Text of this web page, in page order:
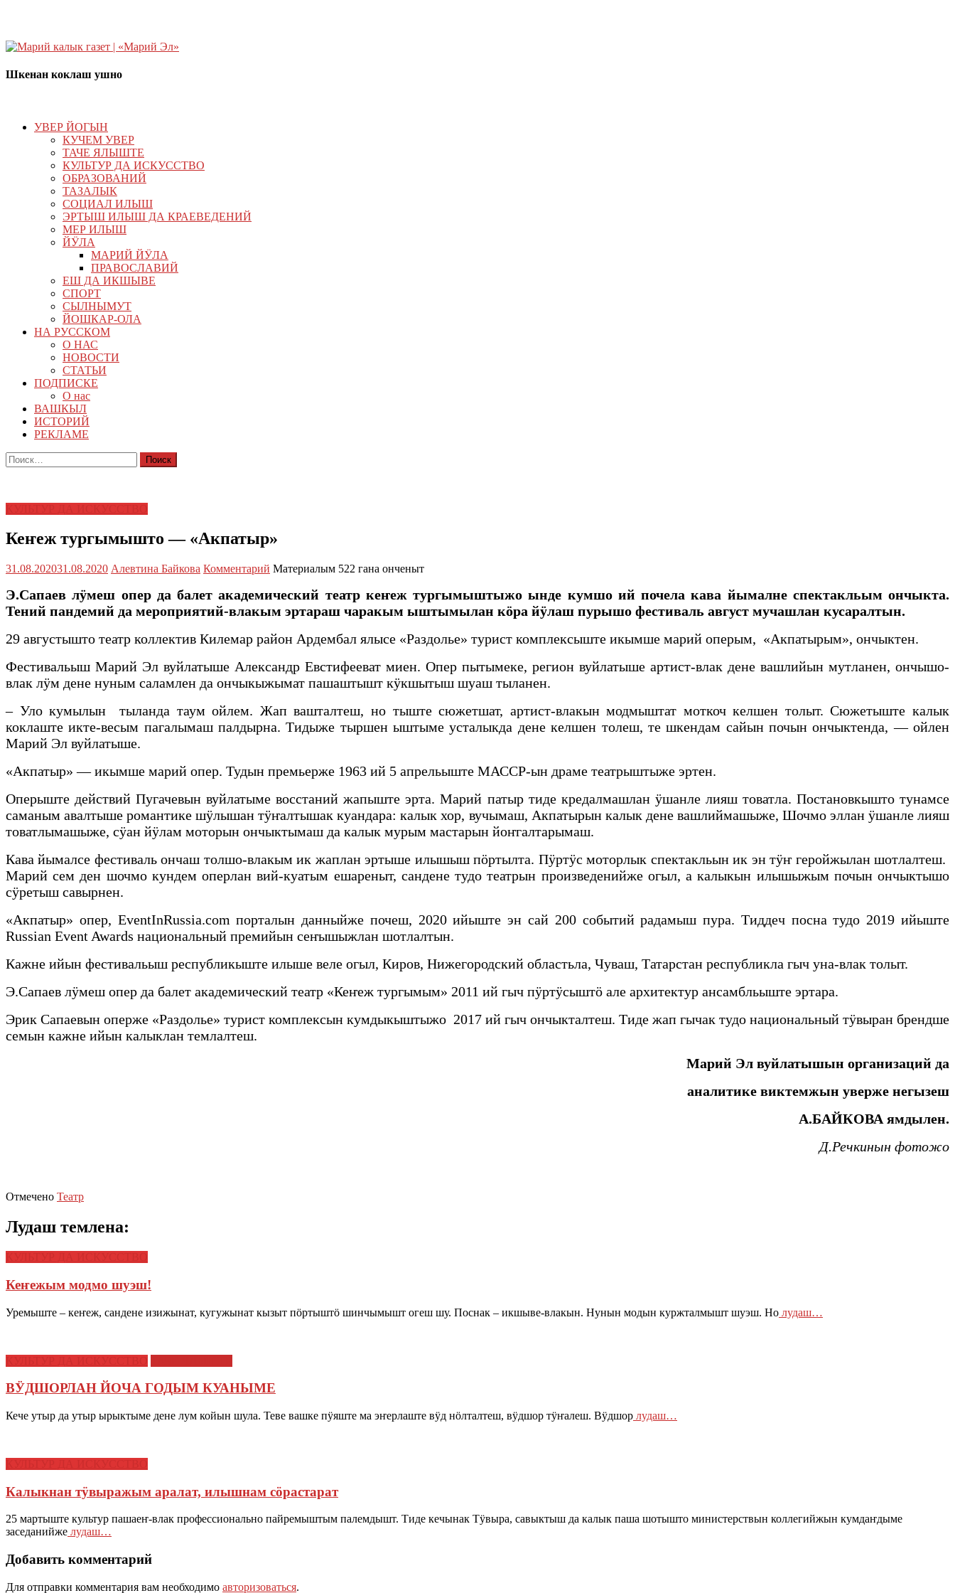
Шкенан коклаш ушно
УВЕР ЙОГЫН
КУЧЕМ УВЕР
ТАЧЕ ЯЛЫШТЕ
КУЛЬТУР ДА ИСКУССТВО
ОБРАЗОВАНИЙ
ТАЗАЛЫК
СОЦИАЛ ИЛЫШ
ЭРТЫШ ИЛЫШ ДА КРАЕВЕДЕНИЙ
МЕР ИЛЫШ
ЙӰЛА
МАРИЙ ЙӰЛА
ПРАВОСЛАВИЙ
ЕШ ДА ИКШЫВЕ
СПОРТ
СЫЛНЫМУТ
ЙОШКАР-ОЛА
НА РУССКОМ
О НАС
НОВОСТИ
СТАТЬИ
ПОДПИСКЕ
О нас
ВАШКЫЛ
ИСТОРИЙ
РЕКЛАМЕ
Найти:
Кеҥеж тургымышто — «Акпатыр»
31.08.202031.08.2020 Алевтина Байкова Комментарий Материалым 522 гана онченыт
Э.Сапаев лӱмеш опер да балет академический театр кеҥеж тургымыштыжо ынде кумшо ий почела кава йымалне спектакльым ончыкта.
Тений пандемий да мероприятий-влакым эртараш чаракым ыштымылан кӧра йӱлаш пурышо фестиваль август мучашлан кусаралтын.
29 августышто театр коллектив Килемар район Ардембал ялысе «Раздолье» турист комплексыште икымше марий оперым, «Акпатырым», ончыктен.
Фестивальыш Марий Эл вуйлатыше Александр Евстифееват миен. Опер пытымеке, регион вуйлатыше артист-влак дене вашлийын мутланен, ончышо-
влак лӱм дене нуным саламлен да ончыкыжымат пашаштышт кӱкшытыш шуаш тыланен.
– Уло кумылын тыланда таум ойлем. Жап вашталтеш, но тыште сюжетшат, артист-влакын модмыштат моткоч келшен толыт. Сюжетыште калык
коклаште икте-весым пагалымаш палдырна. Тидыже тыршен ыштыме усталыкда дене келшен толеш, те шкендам сайын почын ончыктенда, — ойлен
Марий Эл вуйлатыше.
«Акпатыр» — икымше марий опер. Тудын премьерже 1963 ий 5 апрельыште МАССР-ын драме театрыштыже эртен.
Оперыште действий Пугачевын вуйлатыме восстаний жапыште эрта. Марий патыр тиде кредалмашлан ӱшанле лияш товатла. Постановкышто тунамсе
саманым авалтыше романтике шӱлышан тӱҥалтышак куандара: калык хор, вучымаш, Акпатырын калык дене вашлиймашыже, Шочмо эллан ӱшанле лияш
товатлымашыже, сӱан йӱлам моторын ончыктымаш да калык мурым мастарын йоҥгалтарымаш.
Кава йымалсе фестиваль ончаш толшо-влакым ик жаплан эртыше илышыш пӧртылта. Пӱртӱс моторлык спектакльын ик эн тӱҥ геройжылан шотлалтеш.
Марий сем ден шочмо кундем оперлан вий-куатым ешареныт, сандене тудо театрын произведенийже огыл, а калыкын илышыжым почын ончыктышо
сӱретыш савырнен.
«Акпатыр» опер, EventInRussia.com порталын данныйже почеш, 2020 ийыште эн сай 200 событий радамыш пура. Тиддеч посна тудо 2019 ийыште
Russian Event Awards национальный премийын сеҥышыжлан шотлалтын.
Кажне ийын фестивальыш республикыште илыше веле огыл, Киров, Нижегородский областьла, Чуваш, Татарстан республикла гыч уна-влак толыт.
Э.Сапаев лӱмеш опер да балет академический театр «Кеҥеж тургымым» 2011 ий гыч пӱртӱсыштӧ але архитектур ансамбльыште эртара.
Эрик Сапаевын оперже «Раздолье» турист комплексын кумдыкыштыжо 2017 ий гыч ончыкталтеш. Тиде жап гычак тудо национальный тӱвыран брендше
семын кажне ийын калыклан темлалтеш.
Марий Эл вуйлатышын организаций да
аналитике виктемжын уверже негызеш
А.БАЙКОВА ямдылен.
Д.Речкинын фотожо
Отмечено Театр
Лудаш темлена:
Кеҥежым модмо шуэш!
Уремыште – кеҥеж, сандене изижынат, кугужынат кызыт пӧртыштӧ шинчымышт огеш шу. Поснак – икшыве-влакын. Нунын модын куржталмышт шуэш. Но лудаш…
ВӰДШОРЛАН ЙОЧА ГОДЫМ КУАНЫМЕ
Кече утыр да утыр ырыктыме дене лум койын шула. Теве вашке пӱяште ма эҥерлаште вӱд нӧлталтеш, вӱдшор тӱҥалеш. Вӱдшор лудаш…
Калыкнан тӱвыражым аралат, илышнам сӧрастарат
25 мартыште культур пашаеҥ-влак профессионально пайремыштым палемдышт. Тиде кечынак Тӱвыра, савыктыш да калык паша шотышто министерствын коллегийжын кумдаҥдыме
заседанийже лудаш…
Добавить комментарий
Для отправки комментария вам необходимо авторизоваться.